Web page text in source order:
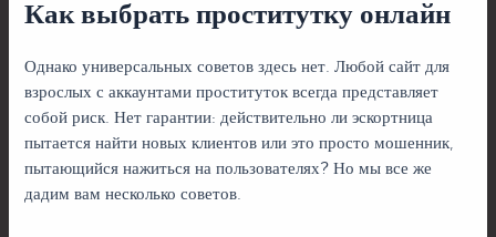
Как выбрать проститутку онлайн
Однако универсальных советов здесь нет. Любой сайт для
взрослых с аккаунтами проституток всегда представляет
собой риск. Нет гарантии: действительно ли эскортница
пытается найти новых клиентов или это просто мошенник,
пытающийся нажиться на пользователях? Но мы все же
дадим вам несколько советов.